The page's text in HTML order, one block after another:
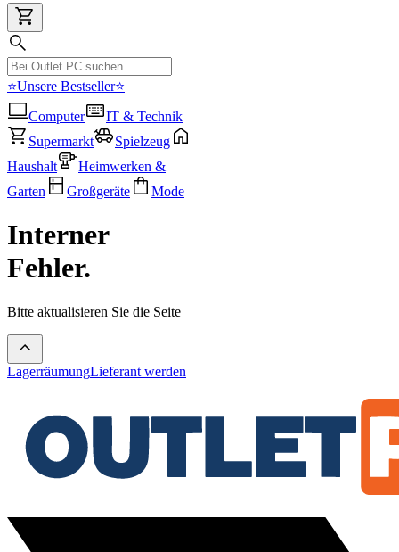
⭐Unsere Bestseller⭐
Computer
IT & Technik
Supermarkt
Spielzeug
Haushalt
Heimwerken &
Garten
Großgeräte Mode
Interner
Fehler.
Bitte aktualisieren Sie die Seite
LagerräumungLieferant werden